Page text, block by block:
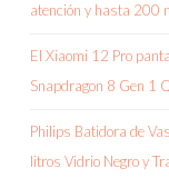
atención y hasta 200
El Xiaomi 12 Pro
Snapdragon 8 Gen 1
Philips Batidora de
litros Vidrio Negro y